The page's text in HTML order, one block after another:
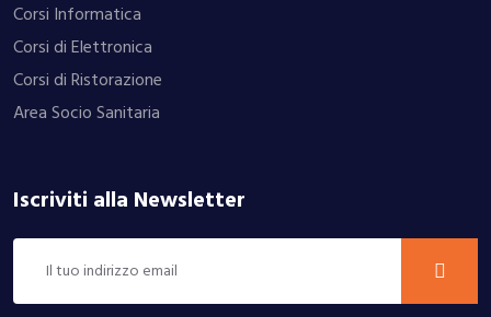
Corsi Informatica
Corsi di Elettronica
Corsi di Ristorazione
Area Socio Sanitaria
Iscriviti alla Newsletter